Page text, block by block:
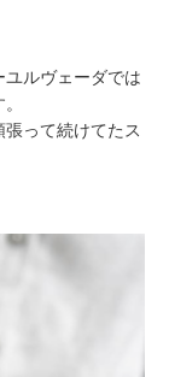
ルヴェーダでは
って続けてたス